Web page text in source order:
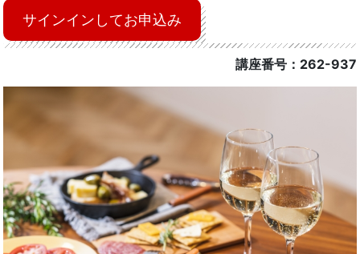
サインインしてお申込み
講座番号：262-937